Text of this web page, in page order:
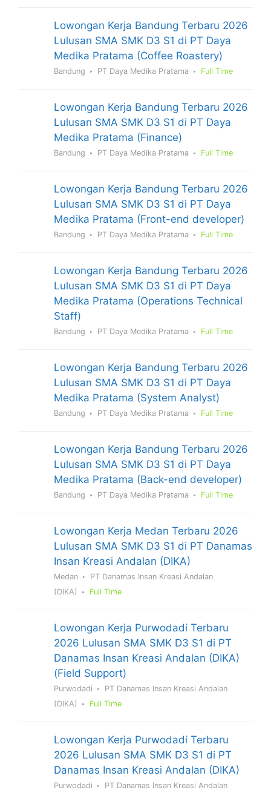
Lowongan Kerja Bandung Terbaru 2026
Lulusan SMA SMK D3 S1 di PT Daya
Medika Pratama (Coffee Roastery)
Bandung PT Daya Medika Pratama Full Time
Lowongan Kerja Bandung Terbaru 2026
Lulusan SMA SMK D3 S1 di PT Daya
Medika Pratama (Finance)
Bandung PT Daya Medika Pratama Full Time
Lowongan Kerja Bandung Terbaru 2026
Lulusan SMA SMK D3 S1 di PT Daya
Medika Pratama (Front-end developer)
Bandung PT Daya Medika Pratama Full Time
Lowongan Kerja Bandung Terbaru 2026
Lulusan SMA SMK D3 S1 di PT Daya
Medika Pratama (Operations Technical
Staff)
Bandung PT Daya Medika Pratama Full Time
Lowongan Kerja Bandung Terbaru 2026
Lulusan SMA SMK D3 S1 di PT Daya
Medika Pratama (System Analyst)
Bandung PT Daya Medika Pratama Full Time
Lowongan Kerja Bandung Terbaru 2026
Lulusan SMA SMK D3 S1 di PT Daya
Medika Pratama (Back-end developer)
Bandung PT Daya Medika Pratama Full Time
Lowongan Kerja Medan Terbaru 2026
Lulusan SMA SMK D3 S1 di PT Danamas
Insan Kreasi Andalan (DIKA)
Medan
PT Danamas Insan Kreasi Andalan
(DIKA)
Full Time
Lowongan Kerja Purwodadi Terbaru
2026 Lulusan SMA SMK D3 S1 di PT
Danamas Insan Kreasi Andalan (DIKA)
(Field Support)
Purwodadi
PT Danamas Insan Kreasi Andalan
(DIKA)
Full Time
Lowongan Kerja Purwodadi Terbaru
2026 Lulusan SMA SMK D3 S1 di PT
Danamas Insan Kreasi Andalan (DIKA)
Purwodadi PT Danamas Insan Kreasi Andalan